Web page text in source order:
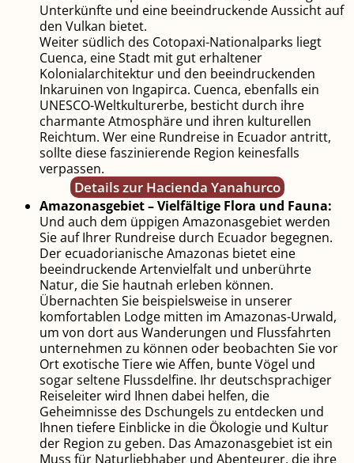
Unterkünfte und eine beeindruckende Aussicht auf
den Vulkan bietet.
Weiter südlich des Cotopaxi-Nationalparks liegt
Cuenca, eine Stadt mit gut erhaltener
Kolonialarchitektur und den beeindruckenden
Inkaruinen von Ingapirca. Cuenca, ebenfalls ein
UNESCO-Weltkulturerbe, besticht durch ihre
charmante Atmosphäre und ihren kulturellen
Reichtum. Wer eine Rundreise in Ecuador antritt,
sollte diese faszinierende Region keinesfalls
verpassen.
Details zur Hacienda Yanahurco
Amazonasgebiet – Vielfältige Flora und Fauna:
Und auch dem üppigen Amazonasgebiet werden
Sie auf Ihrer Rundreise durch Ecuador begegnen.
Der ecuadorianische Amazonas bietet eine
beeindruckende Artenvielfalt und unberührte
Natur, die Sie hautnah erleben können.
Übernachten Sie beispielsweise in unserer
komfortablen Lodge mitten im Amazonas-Urwald,
um von dort aus Wanderungen und Flussfahrten
unternehmen zu können oder beobachten Sie vor
Ort exotische Tiere wie Affen, bunte Vögel und
sogar seltene Flussdelfine. Ihr deutschsprachiger
Reiseleiter wird Ihnen dabei helfen, die
Geheimnisse des Dschungels zu entdecken und
Ihnen tiefere Einblicke in die Ökologie und Kultur
der Region zu geben. Das Amazonasgebiet ist ein
Muss für Naturliebhaber und Abenteurer, die ihre